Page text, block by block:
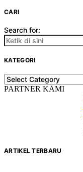
CARI
Search for:
KATEGORI
KATEGORI
PARTNER KAMI
ARTIKEL TERBARU